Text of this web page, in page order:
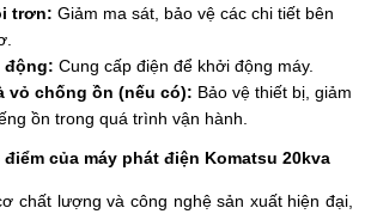
trơn: Giảm ma sát, bảo vệ các chi tiết bên
động: Cung cấp điện để khởi động máy.
vỏ chống ồn (nếu có): Bảo vệ thiết bị, giảm
ồn trong quá trình vận hành.
của máy phát điện Komatsu 20kva
chất lượng và công nghệ sản xuất hiện đại,